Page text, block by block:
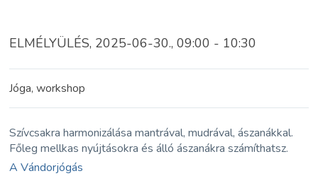
ELMÉLYÜLÉS, 2025-06-30., 09:00 - 10:30
Jóga, workshop
Szívcsakra harmonizálása mantrával, mudrával, ászanákkal.
Főleg mellkas nyújtásokra és álló ászanákra számíthatsz.
A Vándorjógás